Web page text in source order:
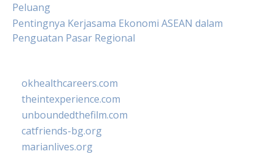
Peluang
Pentingnya Kerjasama Ekonomi ASEAN dalam
Penguatan Pasar Regional
okhealthcareers.com
theintexperience.com
unboundedthefilm.com
catfriends-bg.org
marianlives.org